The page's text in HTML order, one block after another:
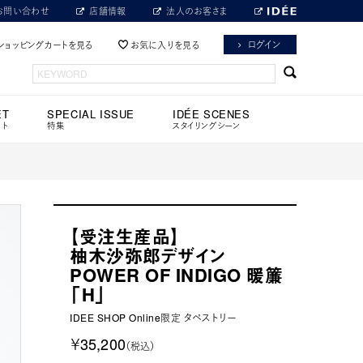
問い合わせ 店舗情報 法人のお客さま
ョッピングカートを見る お気に入りを見る ログイン
SPECIAL ISSUE
特集
IDÉE SCENES
スタイリングシーン
【受注生産品】
柚木沙弥郎デザイン
POWER OF INDIGO 暖簾
「H」
IDEE SHOP Online限定 タペストリー
￥35,200（税込）